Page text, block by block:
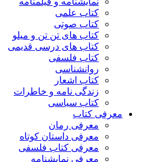
کتاب علمی
کتاب صوتی
کتاب های تن تن و میلو
کتاب های درسی قدیمی
کتاب فلسفی
روانشناسی
کتاب اشعار
زندگی نامه و خاطرات
کتاب سیاسی
معرفی کتاب
معرفی رمان
معرفی داستان کوتاه
معرفی کتاب فلسفی
معرفی نمایشنامه